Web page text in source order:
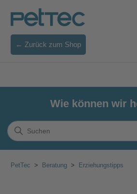
← Zurück zum Shop
Wie können wir
PetTec Beratung Erziehungstipps